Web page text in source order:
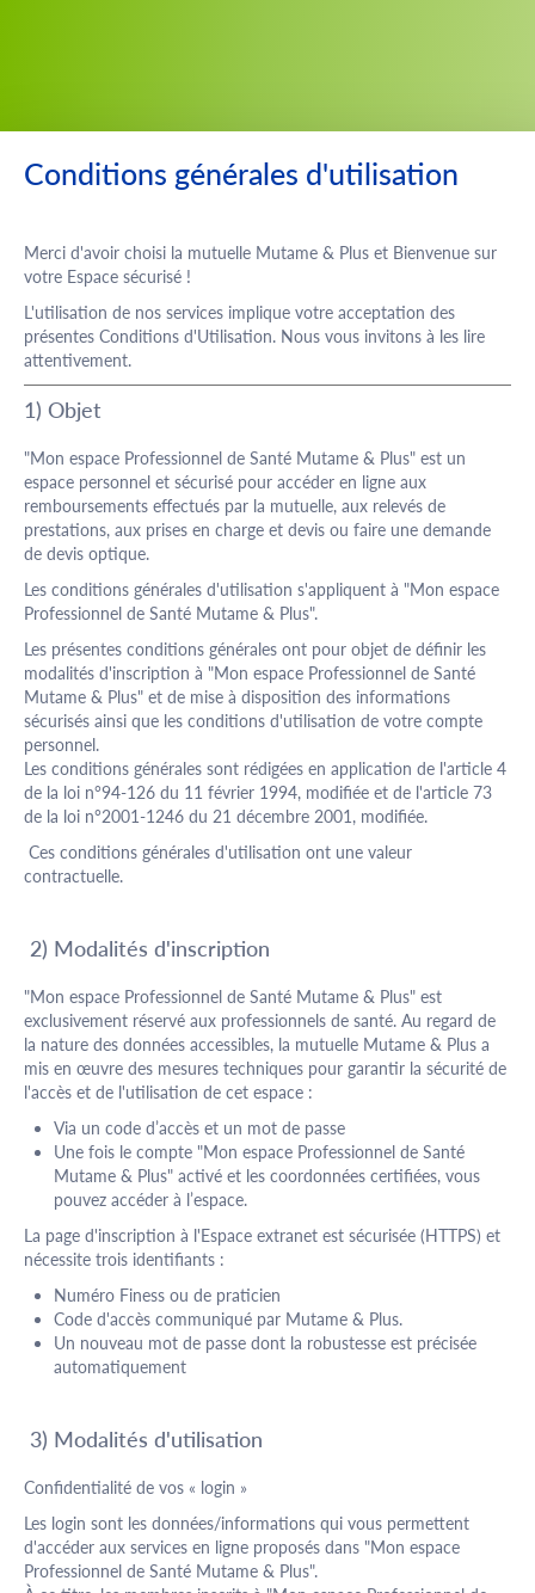
Conditions générales d'utilisation
Merci d'avoir choisi la mutuelle Mutame & Plus et Bienvenue sur
votre Espace sécurisé !
L'utilisation de nos services implique votre acceptation des
présentes Conditions d'Utilisation. Nous vous invitons à les lire
attentivement.
1) Objet
"Mon espace Professionnel de Santé Mutame & Plus" est un
espace personnel et sécurisé pour accéder en ligne aux
remboursements effectués par la mutuelle, aux relevés de
prestations, aux prises en charge et devis ou faire une demande
de devis optique.
Les conditions générales d'utilisation s'appliquent à "Mon espace
Professionnel de Santé Mutame & Plus".
Les présentes conditions générales ont pour objet de définir les
modalités d'inscription à "Mon espace Professionnel de Santé
Mutame & Plus" et de mise à disposition des informations
sécurisés ainsi que les conditions d'utilisation de votre compte
personnel.
Les conditions générales sont rédigées en application de l'article 4
de la loi n°94-126 du 11 février 1994, modifiée et de l'article 73
de la loi n°2001-1246 du 21 décembre 2001, modifiée.
Ces conditions générales d'utilisation ont une valeur
contractuelle.
2) Modalités d'inscription
"Mon espace Professionnel de Santé Mutame & Plus" est
exclusivement réservé aux professionnels de santé. Au regard de
la nature des données accessibles, la mutuelle Mutame & Plus a
mis en œuvre des mesures techniques pour garantir la sécurité de
l'accès et de l'utilisation de cet espace :
Via un code d’accès et un mot de passe
Une fois le compte "Mon espace Professionnel de Santé
Mutame & Plus" activé et les coordonnées certifiées, vous
pouvez accéder à l’espace.
La page d'inscription à l'Espace extranet est sécurisée (HTTPS) et
nécessite trois identifiants :
Numéro Finess ou de praticien
Code d'accès communiqué par Mutame & Plus.
Un nouveau mot de passe dont la robustesse est précisée
automatiquement
3) Modalités d'utilisation
Confidentialité de vos « login »
Les login sont les données/informations qui vous permettent
d'accéder aux services en ligne proposés dans "Mon espace
Professionnel de Santé Mutame & Plus".